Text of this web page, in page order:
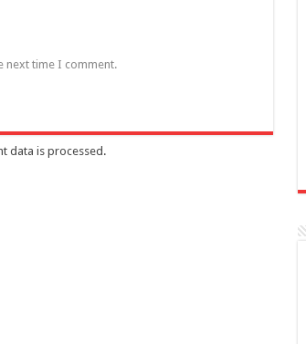
next time I comment.
data is processed .